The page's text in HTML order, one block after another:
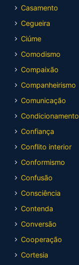
Casamento
Cegueira
Ciúme
Comodismo
Compaixão
Companheirismo
Comunicação
Condicionamento
Confiança
Conflito interior
Conformismo
Confusão
Consciência
Contenda
Conversão
Cooperação
Cortesia